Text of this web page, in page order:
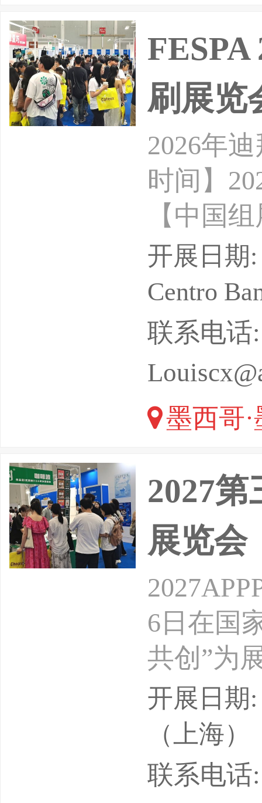
刷展览
2026年
时间】
【中国
East主
的最新
现最新
与同行建
东展将定
A将于
开展日期
Centro
联系电话
墨西哥·
2027
展览会
6日在国
共创”为
能化、
印、切
售、照
开展日期
（上海）
联系电话